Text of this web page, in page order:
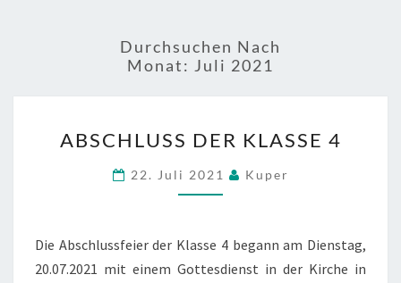
Durchsuchen Nach
Monat: Juli 2021
DER
KLASSE
4
ABSCHLUSS DER KLASSE 4
22. Juli 2021 Kuper
Die Abschlussfeier der Klasse 4 begann am Dienstag,
20.07.2021 mit einem Gottesdienst in der Kirche in